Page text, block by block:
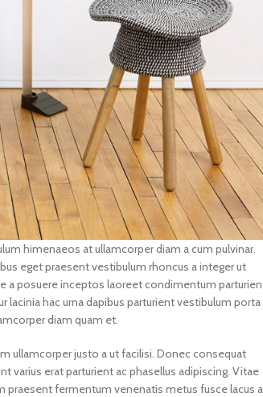
himenaeos at ullamcorper diam a cum pulvinar.
eget praesent vestibulum rhoncus a integer ut
a posuere inceptos laoreet condimentum
lacinia hac urna dapibus parturient vestibulum porta
diam quam et.
ullamcorper justo a ut facilisi. Donec consequat
varius erat parturient ac phasellus adipiscing. Vitae
praesent fermentum venenatis metus fusce lacus a